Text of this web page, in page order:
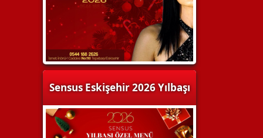
Sensus Eskişehir 2026 Yılbaşı